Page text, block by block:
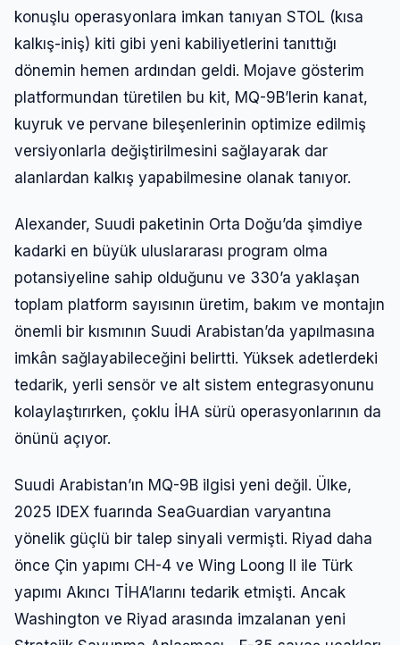
konuşlu operasyonlara imkan tanıyan STOL (kısa
kalkış-iniş) kiti gibi yeni kabiliyetlerini tanıttığı
dönemin hemen ardından geldi. Mojave gösterim
platformundan türetilen bu kit, MQ-9B’lerin kanat,
kuyruk ve pervane bileşenlerinin optimize edilmiş
versiyonlarla değiştirilmesini sağlayarak dar
alanlardan kalkış yapabilmesine olanak tanıyor.
Alexander, Suudi paketinin Orta Doğu’da şimdiye
kadarki en büyük uluslararası program olma
potansiyeline sahip olduğunu ve 330’a yaklaşan
toplam platform sayısının üretim, bakım ve montajın
önemli bir kısmının Suudi Arabistan’da yapılmasına
imkân sağlayabileceğini belirtti. Yüksek adetlerdeki
tedarik, yerli sensör ve alt sistem entegrasyonunu
kolaylaştırırken, çoklu İHA sürü operasyonlarının da
önünü açıyor.
Suudi Arabistan’ın MQ-9B ilgisi yeni değil. Ülke,
2025 IDEX fuarında SeaGuardian varyantına
yönelik güçlü bir talep sinyali vermişti. Riyad daha
önce Çin yapımı CH-4 ve Wing Loong II ile Türk
yapımı Akıncı TİHA’larını tedarik etmişti. Ancak
Washington ve Riyad arasında imzalanan yeni
Giriş Yap
Kullanıcı Adı veya E-posta